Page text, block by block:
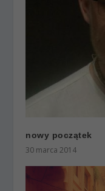
nowy początek
30 marca 2014